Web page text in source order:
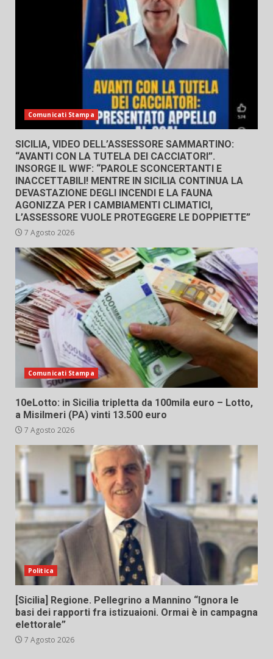
Comunicati Stampa
SICILIA, VIDEO DELL’ASSESSORE SAMMARTINO:
“AVANTI CON LA TUTELA DEI CACCIATORI”.
INSORGE IL WWF: “PAROLE SCONCERTANTI E
INACCETTABILI! MENTRE IN SICILIA CONTINUA LA
DEVASTAZIONE DEGLI INCENDI E LA FAUNA
AGONIZZA PER I CAMBIAMENTI CLIMATICI,
L’ASSESSORE VUOLE PROTEGGERE LE DOPPIETTE”
7 Agosto 2026
Comunicati Stampa
10eLotto: in Sicilia tripletta da 100mila euro – Lotto,
a Misilmeri (PA) vinti 13.500 euro
7 Agosto 2026
Politica
[Sicilia] Regione. Pellegrino a Mannino “Ignora le
basi dei rapporti fra istizuaioni. Ormai è in campagna
elettorale”
7 Agosto 2026